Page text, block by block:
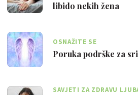
libido nekih žena
OSNAŽITE SE
Poruka podrške za
SAVJETI ZA ZDRAVU